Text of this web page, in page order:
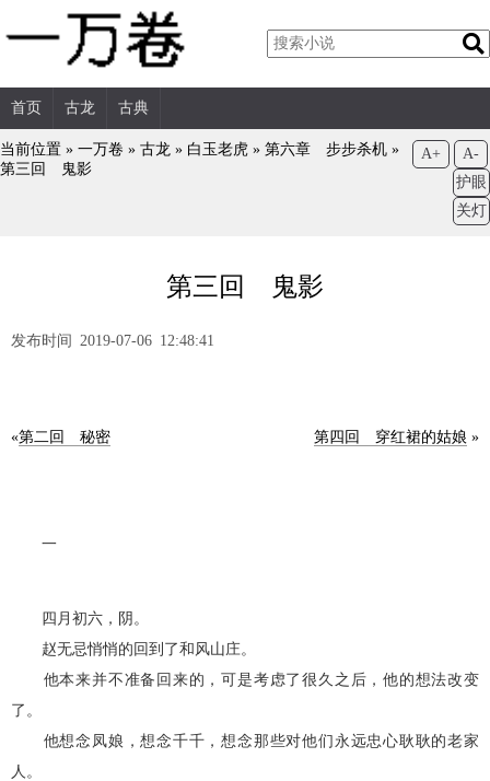
首页 古龙 古典
当前位置 » 一万卷 » 古龙 » 白玉老虎 » 第六章 步步杀机 »
第三回 鬼影
A+
A-
护眼
关灯
第三回 鬼影
发布时间 2019-07-06 12:48:41
«第二回 秘密 第四回 穿红裙的姑娘 »
一
四月初六，阴。
赵无忌悄悄的回到了和风山庄。
他本来并不准备回来的，可是考虑了很久之后，他的想法改变
了。
他想念凤娘，想念千千，想念那些对他们永远忠心耿耿的老家
人。